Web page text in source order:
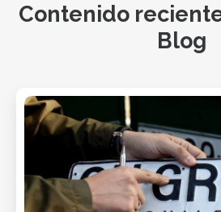
Contenido
Blog